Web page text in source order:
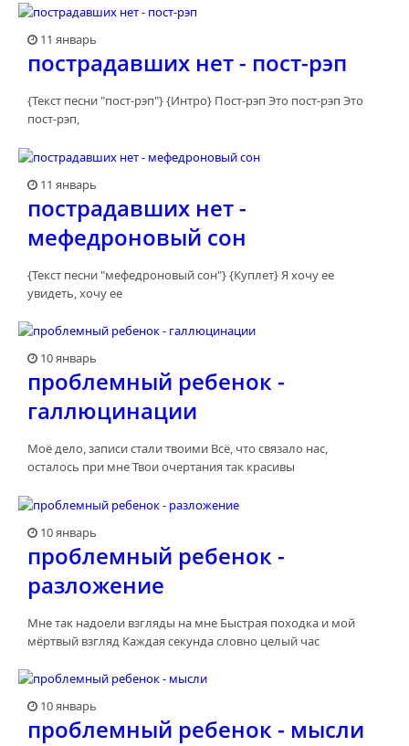
11 январь
пострадавших нет - пост-рэп
{Текст песни "пост-рэп"} {Интро} Пост-рэп Это пост-рэп Это
пост-рэп,
11 январь
пострадавших нет -
мефедроновый сон
{Текст песни "мефедроновый сон"} {Куплет} Я хочу ее
увидеть, хочу ее
10 январь
проблемный ребенок -
галлюцинации
Моё дело, записи стали твоими Всё, что связало нас,
осталось при мне Твои очертания так красивы
10 январь
проблемный ребенок -
разложение
Мне так надоели взгляды на мне Быстрая походка и мой
мёртвый взгляд Каждая секунда словно целый час
10 январь
проблемный ребенок - мысли